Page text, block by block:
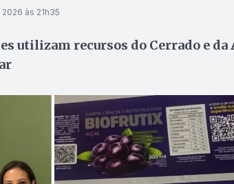
às 21h35
utilizam recursos do Cerrado e da